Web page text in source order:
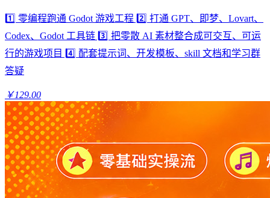
1️⃣ 零编程跑通 Godot 游戏工程 2️⃣ 打通 GPT、即梦、Lovart、
Codex、Godot 工具链 3️⃣ 把零散 AI 素材整合成可交互、可运
行的游戏项目 4️⃣ 配套提示词、开发模板、skill 文档和学习群
答疑
￥129.00